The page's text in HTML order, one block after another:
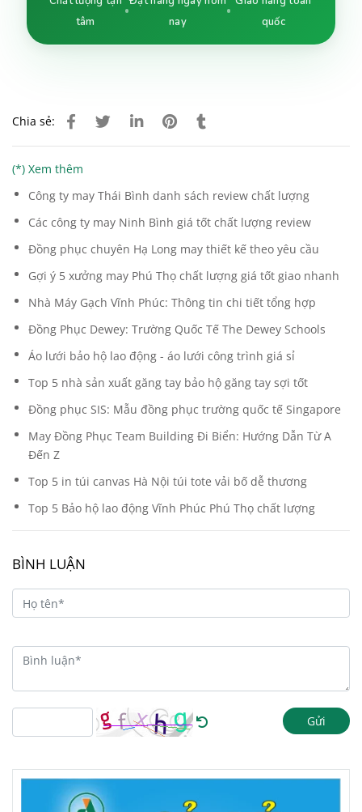
tâm
nay
quốc
Chia sẻ:
(*) Xem thêm
Công ty may Thái Bình danh sách review chất lượng
Các công ty may Ninh Bình giá tốt chất lượng review
Đồng phục chuyên Hạ Long may thiết kế theo yêu cầu
Gợi ý 5 xưởng may Phú Thọ chất lượng giá tốt giao nhanh
Nhà Máy Gạch Vĩnh Phúc: Thông tin chi tiết tổng hợp
Đồng Phục Dewey: Trường Quốc Tế The Dewey Schools
Áo lưới bảo hộ lao động - áo lưới công trình giá sỉ
Top 5 nhà sản xuất găng tay bảo hộ găng tay sợi tốt
Đồng phục SIS: Mẫu đồng phục trường quốc tế Singapore
May Đồng Phục Team Building Đi Biển: Hướng Dẫn Từ A
Đến Z
Top 5 in túi canvas Hà Nội túi tote vải bố dễ thương
Top 5 Bảo hộ lao động Vĩnh Phúc Phú Thọ chất lượng
BÌNH LUẬN
Gửi